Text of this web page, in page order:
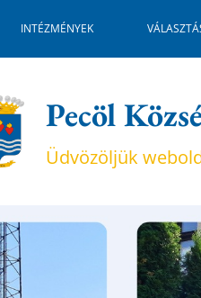
INTÉZMÉNYEK
Pecöl
Üdvözöljük